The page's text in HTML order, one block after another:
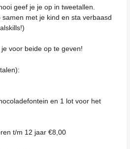
geef je je op in tweetallen.
met je kind en sta verbaasd
voor beide op te geven!
en 1 lot voor het
t/m 12 jaar €8,00